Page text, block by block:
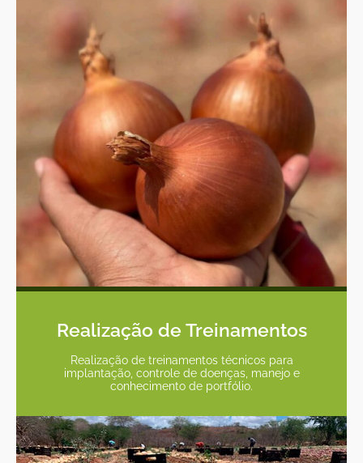
Realização de Treinamentos
Realização de treinamentos técnicos para
implantação, controle de doenças, manejo e
conhecimento de portfólio.